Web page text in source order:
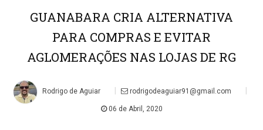
GUANABARA CRIA ALTERNATIVA
PARA COMPRAS E EVITAR
AGLOMERAÇÕES NAS LOJAS DE RG
Rodrigo de Aguiar rodrigodeaguiar91@gmail.com
06 de Abril, 2020